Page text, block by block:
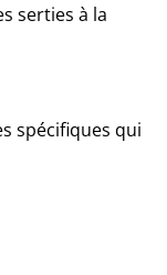
serties à la
spécifiques qui